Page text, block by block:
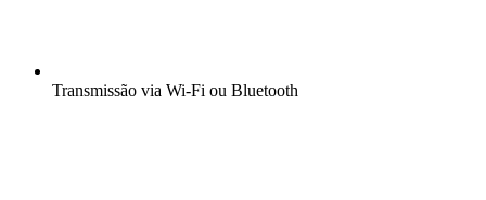
Transmissão via Wi-Fi ou Bluetooth